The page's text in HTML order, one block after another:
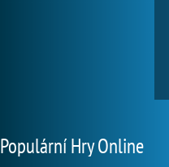
Populární Hry Online